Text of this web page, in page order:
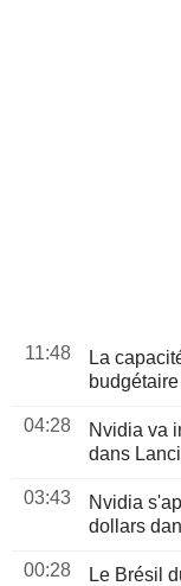
11:48
La
04:28
Nvidia va
dans
03:43
Nvidia
dollars
00:28
Le Brésil